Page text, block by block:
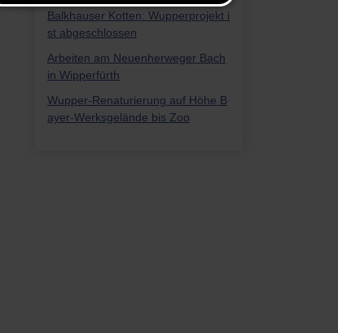
Balkhauser Kotten: Wupperprojekt i
st abgeschlossen
Arbeiten am Neuenherweger Bach
in Wipperfürth
Wupper-Renaturierung auf Höhe B
ayer-Werksgelände bis Zoo